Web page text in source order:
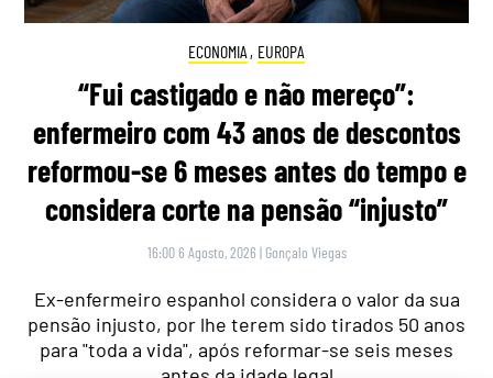
ECONOMIA , EUROPA
“Fui castigado e não mereço”:
enfermeiro com 43 anos de descontos
reformou-se 6 meses antes do tempo e
considera corte na pensão “injusto”
16:00 6 Agosto, 2026 | Gonçalo Viegas
Ex-enfermeiro espanhol considera o valor da sua
pensão injusto, por lhe terem sido tirados 50 anos
para "toda a vida", após reformar-se seis meses